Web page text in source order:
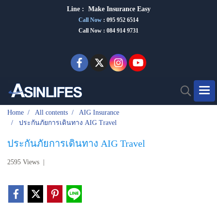
Line : Make Insurance Easy
Call Now : 095 952 6514
Call Now : 084 914 9731
Home All contents
AIG Insurance
ประกันภัยการเดินทาง AIG Travel
ประกันภัยการเดินทาง AIG Travel
2595 Views